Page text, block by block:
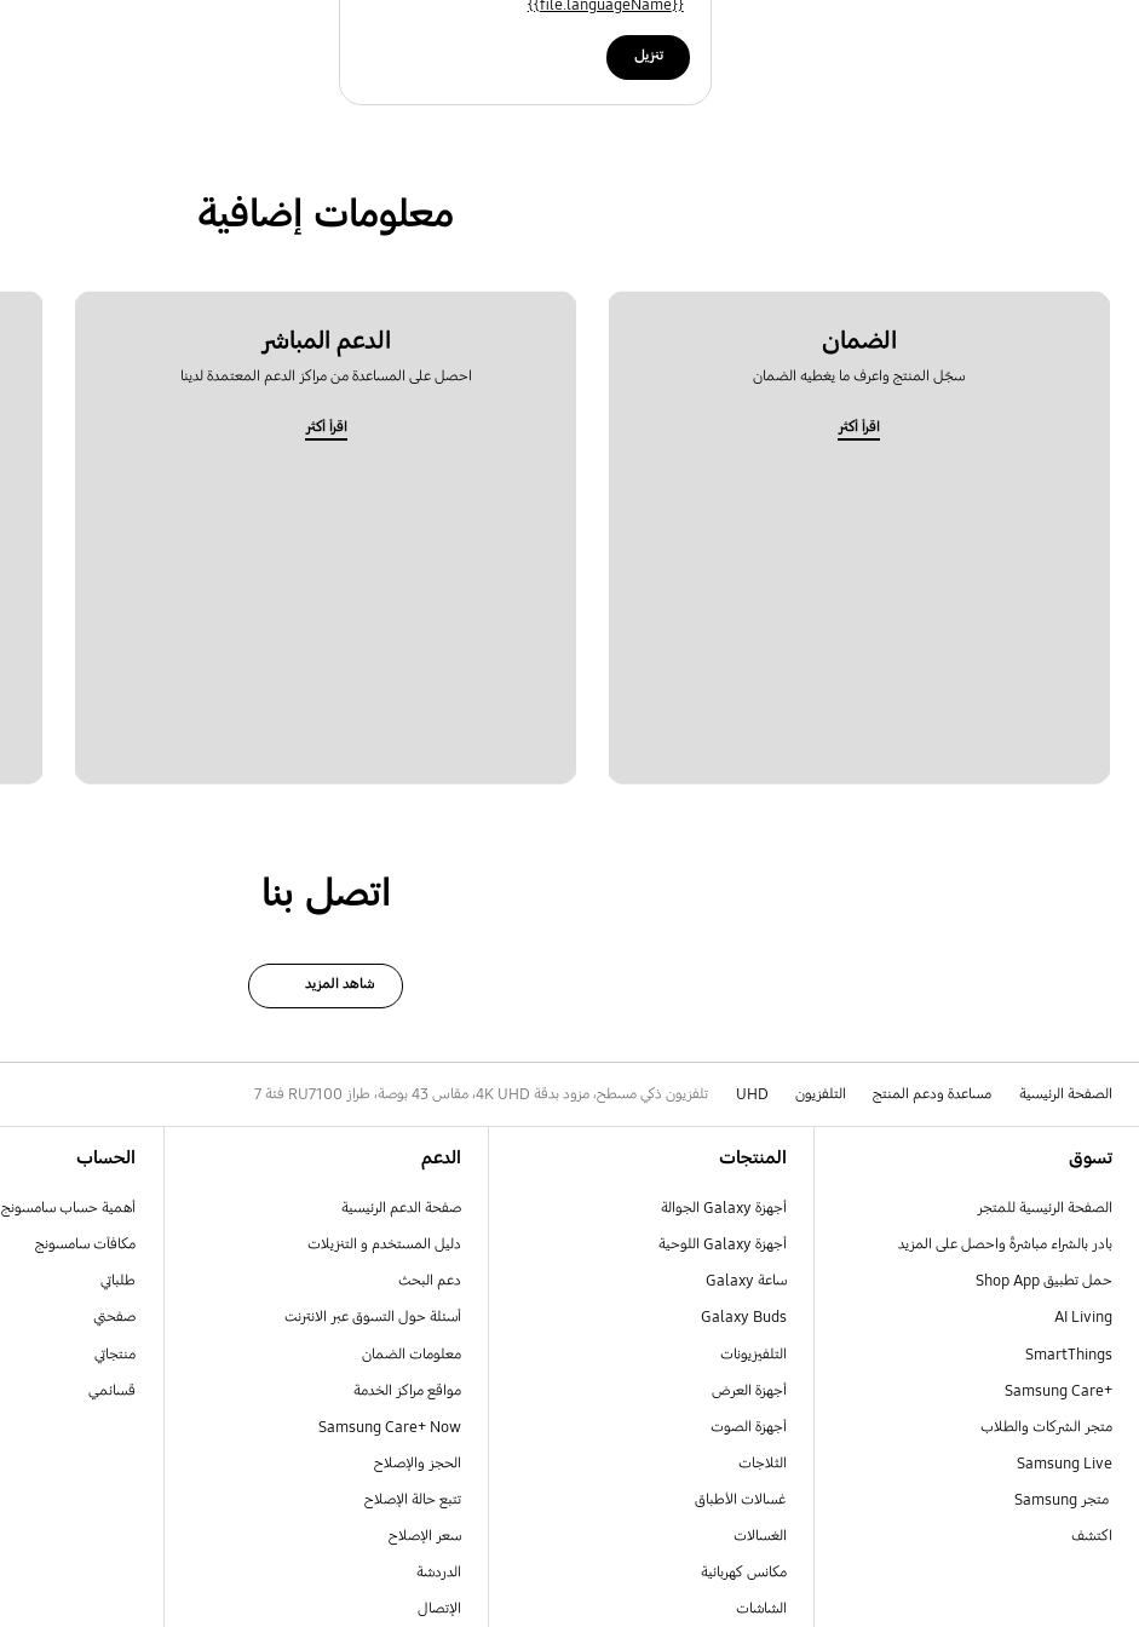
{{file.languageName}}
تنزيل
معلومات إضافية
الضمان
سجّل المنتج واعرف ما يغطيه الضمان
اقرأ أكثر
الدعم المباشر
احصل على المساعدة من مراكز الدعم المعتمدة لدينا
اقرأ أكثر
اتصل بنا
شاهد المزيد
الصفحة الرئيسية مساعدة ودعم المنتج التلفزيون UHD تلفزيون ذكي مسطح، مزود بدقة 4K UHD، مقاس 43 بوصة، طراز RU7100 فئة 7
تسوق
الصفحة الرئيسية للمتجر
بادر بالشراء مباشرةً واحصل على المزيد
حمل تطبيق Shop App
AI Living
SmartThings
Samsung Care+‎
متجر الشركات والطلاب
Samsung Live
متجر Samsung
اكتشف
المنتجات
أجهزة Galaxy الجوالة
أجهزة Galaxy اللوحية
ساعة Galaxy
Galaxy Buds
التلفيزيونات
أجهزة العرض
أجهزة الصوت
الثلاجات
غسالات الأطباق
الغسالات
مكانس كهربائية
الشاشات
الدعم
صفحة الدعم الرئيسية
دليل المستخدم و التنزيلات
دعم البحث
أسئلة حول التسوق عبر الانترنت
معلومات الضمان
مواقع مراكز الخدمة
Samsung Care+ Now
الحجز والإصلاح
تتبع حالة الإصلاح
سعر الإصلاح
الدردشة
الإتصال
الحساب
أهمية حساب سامسونج
مكافآت سامسونج
طلباتي
صفحتي
منتجاتي
قسائمي